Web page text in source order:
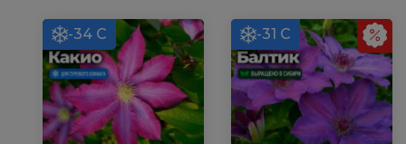
Фэнтези,
Р9
Р9
-34 С -31 С